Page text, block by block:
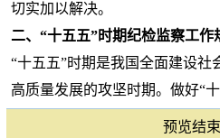
切实加以解决。
二、“十五五”时期纪检监察工作
“十五五”时期是我国全面建设
高质量发展的攻坚时期。做好“
预览结